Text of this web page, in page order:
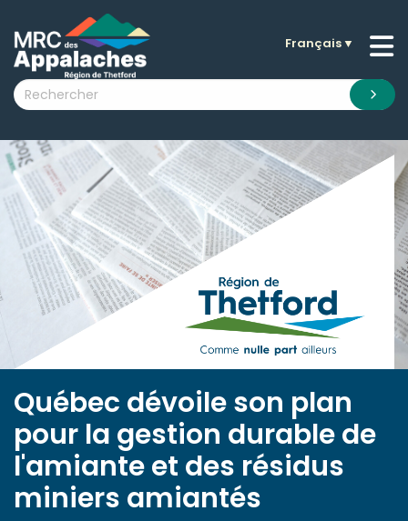
submenu (La MRC )
submenu (Citoyens )
submenu (Visiteurs )
submenu (Nouvelles )
submenu (Documentation )
Français▼
Québec dévoile son plan
pour la gestion durable de
l'amiante et des résidus
miniers amiantés